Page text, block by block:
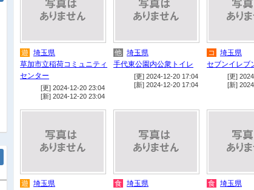
遊 埼玉県
草加市立稲荷コミュニティ
センター
[更] 2024-12-20 23:04
[新] 2024-12-20 23:04
他 埼玉県
手代東公園内公衆トイレ
[更] 2024-12-20 17:04
[新] 2024-12-20 17:04
コ
埼玉県
セブンイレブ
[更]
[新]
遊 埼玉県
食 埼玉県
食 埼玉県